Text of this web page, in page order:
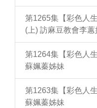
第1265集【彩色人
(上) 訪麻豆教會李蕙
第1264集【彩色人
蘇姵蓁姊妹
第1263集【彩色人
蘇姵蓁姊妹